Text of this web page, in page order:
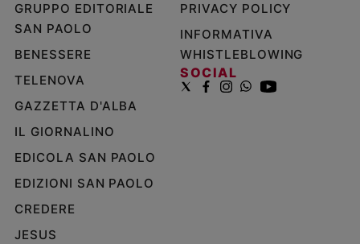
GRUPPO EDITORIALE
SAN PAOLO
BENESSERE
TELENOVA
GAZZETTA D'ALBA
IL GIORNALINO
EDICOLA SAN PAOLO
EDIZIONI SAN PAOLO
CREDERE
JESUS
PRIVACY POLICY
INFORMATIVA
WHISTLEBLOWING
SOCIAL